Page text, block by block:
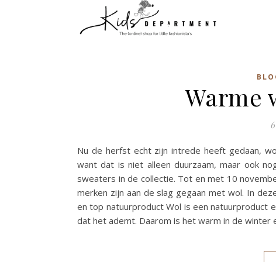
Warme
Nu de herfst echt zijn intrede heeft gedaan,
want dat is niet alleen duurzaam, maar ook
sweaters in de collectie. Tot en met 10
merken zijn aan de slag gegaan met wol. In
en top natuurproduct Wol is een natuurproduct
dat het ademt. Daarom is het warm in de winter